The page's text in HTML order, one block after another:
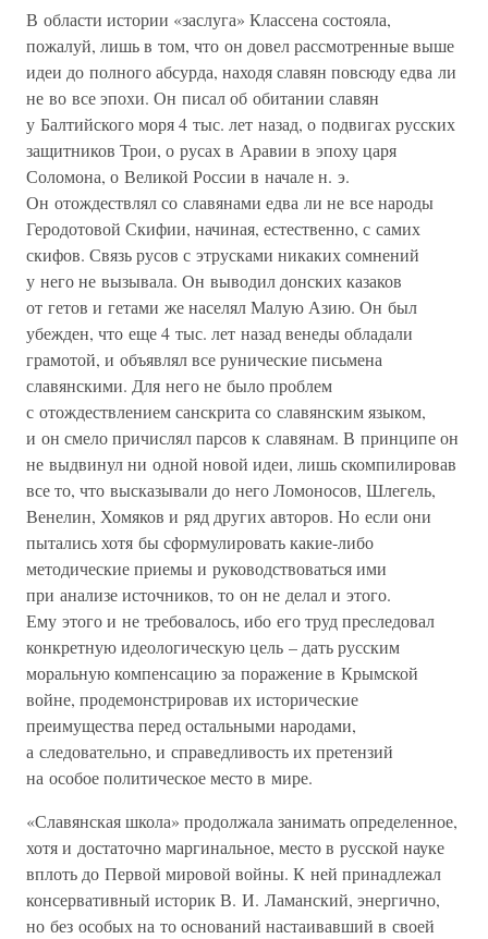
В области истории «заслуга» Классена состояла,
пожалуй, лишь в том, что он довел рассмотренные выше
идеи до полного абсурда, находя славян повсюду едва ли
не во все эпохи. Он писал об обитании славян
у Балтийского моря 4 тыс. лет назад, о подвигах русских
защитников Трои, о русах в Аравии в эпоху царя
Соломона, о Великой России в начале н. э.
Он отождествлял со славянами едва ли не все народы
Геродотовой Скифии, начиная, естественно, с самих
скифов. Связь русов с этрусками никаких сомнений
у него не вызывала. Он выводил донских казаков
от гетов и гетами же населял Малую Азию. Он был
убежден, что еще 4 тыс. лет назад венеды обладали
грамотой, и объявлял все рунические письмена
славянскими. Для него не было проблем
с отождествлением санскрита со славянским языком,
и он смело причислял парсов к славянам. В принципе он
не выдвинул ни одной новой идеи, лишь скомпилировав
все то, что высказывали до него Ломоносов, Шлегель,
Венелин, Хомяков и ряд других авторов. Но если они
пытались хотя бы сформулировать какие-либо
методические приемы и руководствоваться ими
при анализе источников, то он не делал и этого.
Ему этого и не требовалось, ибо его труд преследовал
конкретную идеологическую цель – дать русским
моральную компенсацию за поражение в Крымской
войне, продемонстрировав их исторические
преимущества перед остальными народами,
а следовательно, и справедливость их претензий
на особое политическое место в мире.
«Славянская школа» продолжала занимать определенное,
хотя и достаточно маргинальное, место в русской науке
вплоть до Первой мировой войны. К ней принадлежал
консервативный историк В. И. Ламанский, энергично,
но без особых на то оснований настаивавший в своей